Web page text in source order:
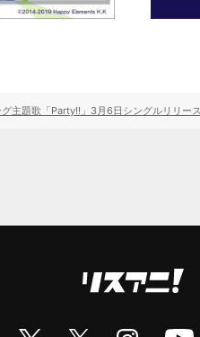
主題歌「Party!!」3月6日シングルリリー